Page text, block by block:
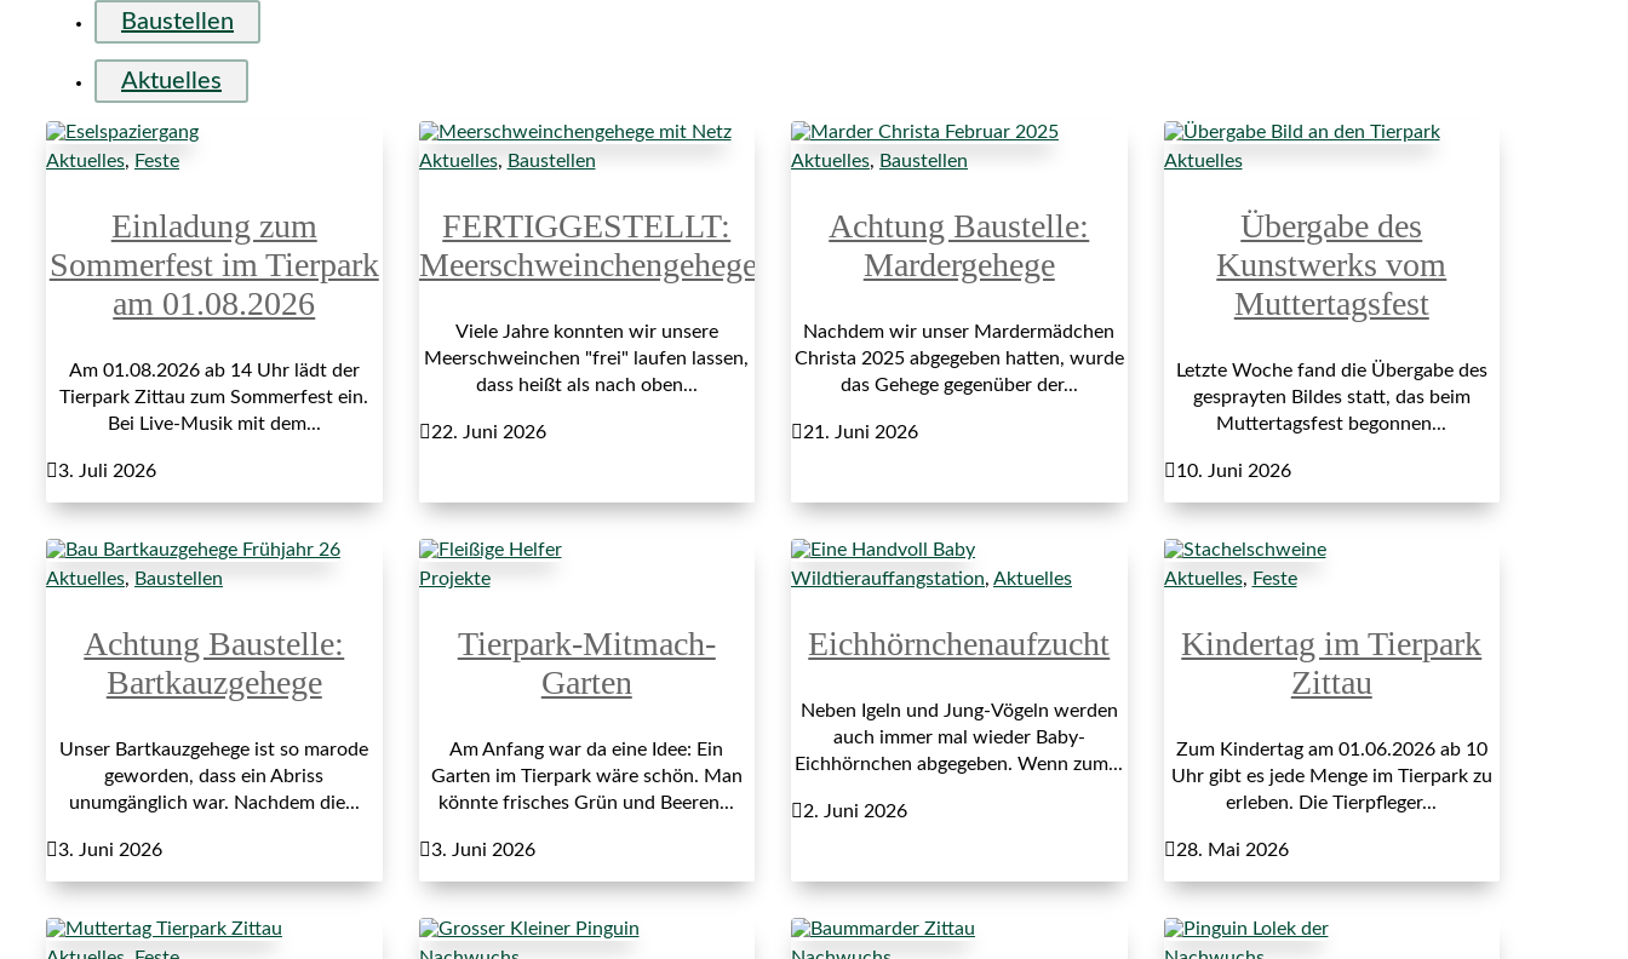
Baustellen
Aktuelles
Aktuelles, Feste
Einladung zum
Sommerfest im Tierpark
am 01.08.2026
Am 01.08.2026 ab 14 Uhr lädt der
Tierpark Zittau zum Sommerfest ein.
Bei Live-Musik mit dem...
3. Juli 2026
Aktuelles, Baustellen
FERTIGGESTELLT:
Meerschweinchengehege
Viele Jahre konnten wir unsere
Meerschweinchen "frei" laufen lassen,
dass heißt als nach oben...
22. Juni 2026
Aktuelles, Baustellen
Achtung Baustelle:
Mardergehege
Nachdem wir unser Mardermädchen
Christa 2025 abgegeben hatten, wurde
das Gehege gegenüber der...
21. Juni 2026
Aktuelles
Übergabe des
Kunstwerks vom
Muttertagsfest
Letzte Woche fand die Übergabe des
gesprayten Bildes statt, das beim
Muttertagsfest begonnen...
10. Juni 2026
Aktuelles, Baustellen
Achtung Baustelle:
Bartkauzgehege
Unser Bartkauzgehege ist so marode
geworden, dass ein Abriss
unumgänglich war. Nachdem die...
3. Juni 2026
Projekte
Tierpark-Mitmach-
Garten
Am Anfang war da eine Idee: Ein
Garten im Tierpark wäre schön. Man
könnte frisches Grün und Beeren...
3. Juni 2026
Wildtierauffangstation, Aktuelles
Eichhörnchenaufzucht
Neben Igeln und Jung-Vögeln werden
auch immer mal wieder Baby-
Eichhörnchen abgegeben. Wenn zum...
2. Juni 2026
Aktuelles, Feste
Kindertag im Tierpark
Zittau
Zum Kindertag am 01.06.2026 ab 10
Uhr gibt es jede Menge im Tierpark zu
erleben. Die Tierpfleger...
28. Mai 2026